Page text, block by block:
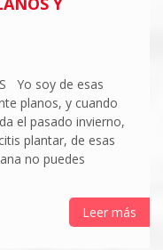
Yo soy de esas
planos, y cuando
el pasado invierno,
plantar, de esas
no puedes
Leer más